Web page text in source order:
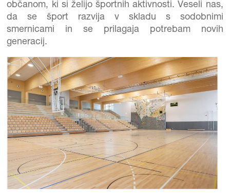
občanom, ki si želijo športnih aktivnosti. Veseli nas,
da se šport razvija v skladu s sodobnimi
smernicami in se prilagaja potrebam novih
generacij.